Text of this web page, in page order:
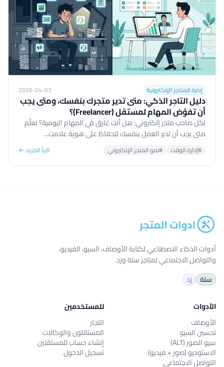
إدارة المتاجر الإلكترونية 2026-04-03
دليل التاجر الذكي: متى تدير متجرك بنفسك، ومتى يجب
أن تفوّض المهام لمستقل (Freelancer)؟
لكل صاحب متجر إلكتروني: هل أنت غارق في المهام اليومية؟ تعلّم
متى يجب أن تدير العمل بنفسك للحفاظ على هوية علامت...
#إدارة الوقت #نمو المتجر الإلكتروني اقرأ المزيد ←
أدوات الذكاء الاصطناعي لكتابة الأوصاف، السيو، الفيديو،
والتواصل الاجتماعي لمتاجر سلة وزد.
سلة
زد
الأدوات
الأوصاف
تحسين السيو
سيو الصور (ALT)
الاستوديو (صور + فيديو)
التواصل الاجتماعي
للمستخدمين
التجار
المستقلون والوكالات
إنشاء حساب للمستقلين
تسجيل الدخول